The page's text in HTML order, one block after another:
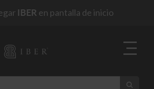
IBER en pantalla de inicio